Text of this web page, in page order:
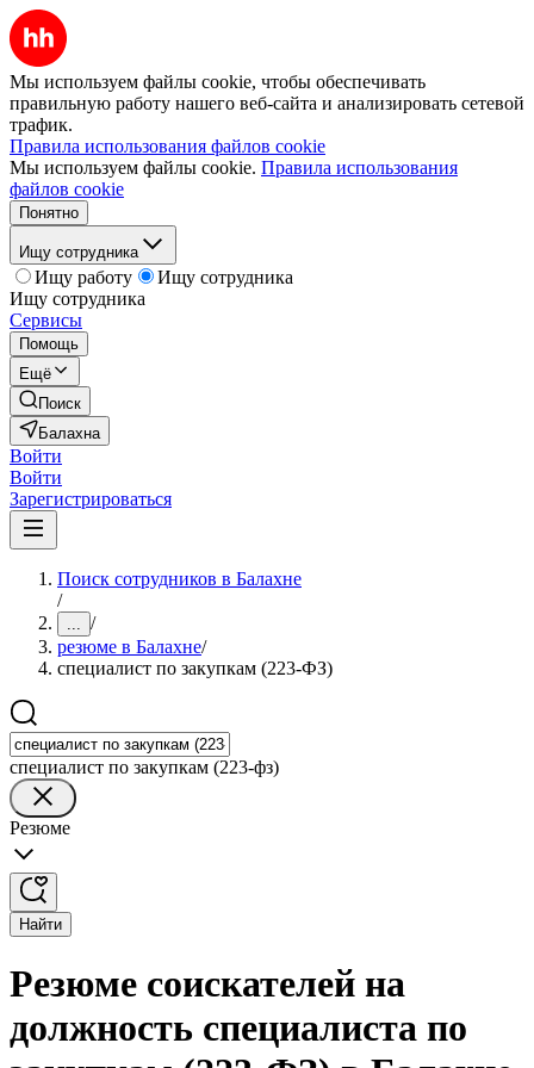
Мы используем файлы cookie, чтобы обеспечивать
правильную работу нашего веб-сайта и анализировать сетевой
трафик.
Правила использования файлов cookie
Мы используем файлы cookie. Правила использования
файлов cookie
Понятно
Ищу сотрудника
Ищу работу
Ищу сотрудника
Ищу сотрудника
Сервисы
Помощь
Ещё
Поиск
Балахна
Войти
Войти
Зарегистрироваться
Поиск сотрудников в Балахне
/
... /
резюме в Балахне/
специалист по закупкам (223-ФЗ)
специалист по закупкам (223-фз)
Резюме
Найти
Резюме соискателей на
должность специалиста по